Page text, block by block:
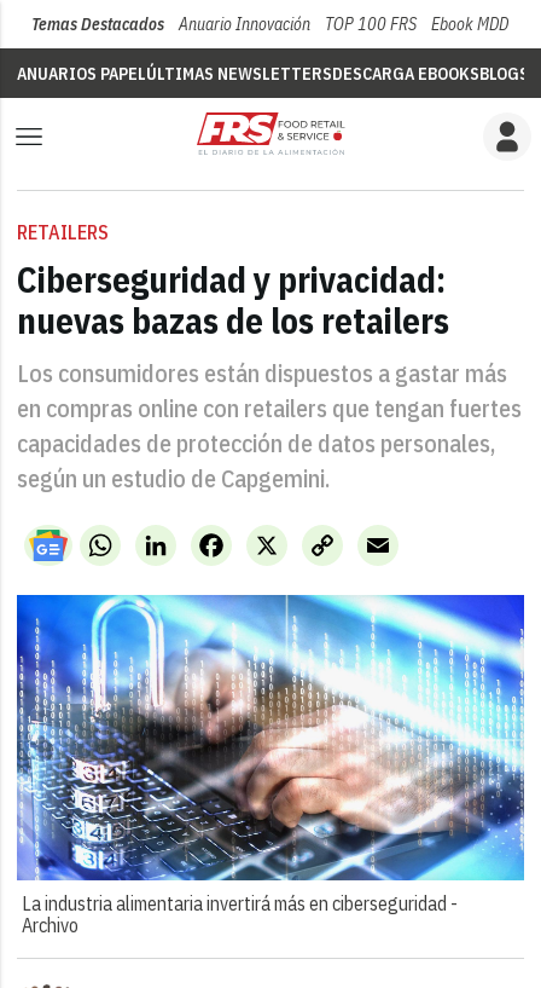
Temas Destacados Anuario Innovación TOP 100 FRS Ebook MDD
ANUARIOS PAPELÚLTIMAS NEWSLETTERSDESCARGA EBOOKSBLOGS
RETAILERS
Ciberseguridad y privacidad:
nuevas bazas de los retailers
Los consumidores están dispuestos a gastar más
en compras online con retailers que tengan fuertes
capacidades de protección de datos personales,
según un estudio de Capgemini.
WhatsAppLinkedIn X
Facebook
Copy
Link
Email
La industria alimentaria invertirá más en ciberseguridad -
Archivo